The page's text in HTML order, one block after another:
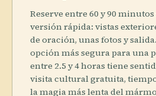
Reserve entre 60 y 90
versión rápida: vistas
de oración, unas fotos y
opción más segura para una
entre 2.5 y 4 horas tiene
visita cultural gratuita,
la magia más lenta del